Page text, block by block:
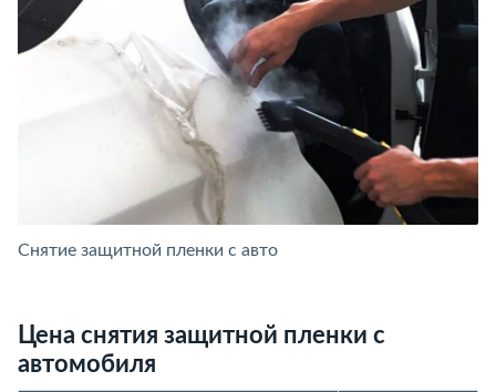
Снятие защитной пленки с авто
Цена снятия защитной пленки с
автомобиля